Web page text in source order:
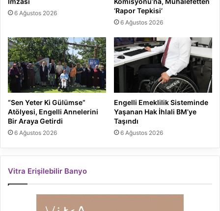
6 Ağustos 2026
‘Rapor Tepkisi’
6 Ağustos 2026
“Sen Yeter Ki Gülümse”
Atölyesi, Engelli Annelerini
Bir Araya Getirdi
6 Ağustos 2026
Engelli Emeklilik Sisteminde
Yaşanan Hak İhlali BM’ye
Taşındı
6 Ağustos 2026
Vitra Erişilebilir Banyo